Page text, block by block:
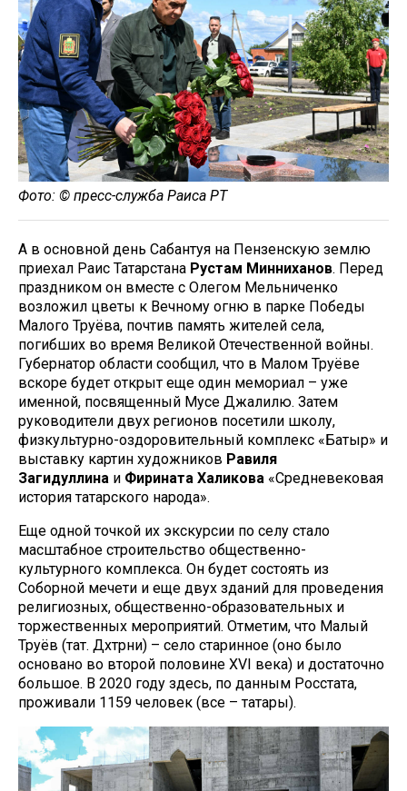
Фото: © пресс-служба Раиса РТ
А в основной день Сабантуя на Пензенскую землю
приехал Раис Татарстана Рустам Минниханов. Перед
праздником он вместе с Олегом Мельниченко
возложил цветы к Вечному огню в парке Победы
Малого Труёва, почтив память жителей села,
погибших во время Великой Отечественной войны.
Губернатор области сообщил, что в Малом Труёве
вскоре будет открыт еще один мемориал – уже
именной, посвященный Мусе Джалилю. Затем
руководители двух регионов посетили школу,
физкультурно-оздоровительный комплекс «Батыр» и
выставку картин художников Равиля
Загидуллина и Фирината Халикова «Средневековая
история татарского народа».
Еще одной точкой их экскурсии по селу стало
масштабное строительство общественно-
культурного комплекса. Он будет состоять из
Соборной мечети и еще двух зданий для проведения
религиозных, общественно-образовательных и
торжественных мероприятий. Отметим, что Малый
Труёв (тат. Дәхтәрни) – село старинное (оно было
основано во второй половине XVI века) и достаточно
большое. В 2020 году здесь, по данным Росстата,
проживали 1159 человек (все – татары).